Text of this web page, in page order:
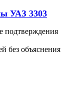
УАЗ 3303
подтверждения
без объяснения